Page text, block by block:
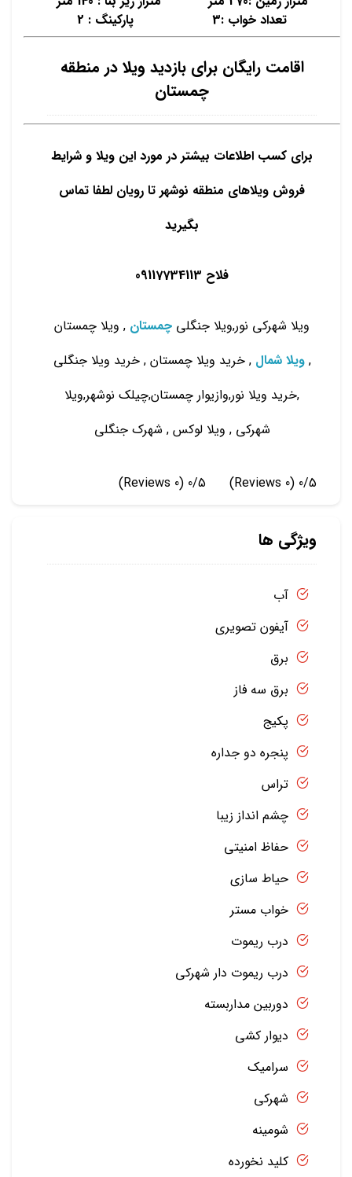
تعداد خواب :3 پارکینگ : 2
اقامت رایگان برای بازدید ویلا در منطقه
چمستان
برای کسب اطلاعات بیشتر در مورد این ویلا و شرایط
فروش ویلاهای منطقه نوشهر تا رویان لطفا تماس
بگیرید
فلاح 09117734113
ویلا شهرکی نور,ویلا جنگلی چمستان , ویلا چمستان
, ویلا شمال , خرید ویلا چمستان , خرید ویلا جنگلی
,خرید ویلا نور,وازیوار چمستان,چیلک نوشهر,ویلا
شهرکی , ویلا لوکس , شهرک جنگلی
0/5
(0 Reviews)
0/5
(0 Reviews)
ویژگی ها
آب
آیفون تصویری
برق
برق سه فاز
پکیج
پنجره دو جداره
تراس
چشم انداز زیبا
حفاظ امنیتی
حیاط سازی
خواب مستر
درب ریموت
درب ریموت دار شهرکی
دوربین مداربسته
دیوار کشی
سرامیک
شهرکی
شومینه
کلید نخورده